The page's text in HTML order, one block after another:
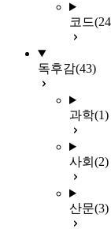
코드
독후감(43)
과학(1)
사회 (2)
산문(3)